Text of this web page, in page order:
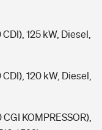
125 kW, Diesel,
120 kW, Diesel,
KOMPRESSOR),